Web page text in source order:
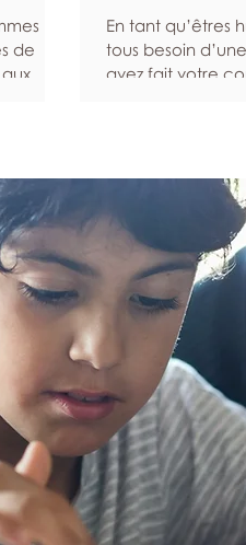
de
la
être.
les
de
En tant qu’êtres
tous besoin
avez fait votre
vous aider à
que vous
communauté en
numériques et
ligne peuvent
relation avec